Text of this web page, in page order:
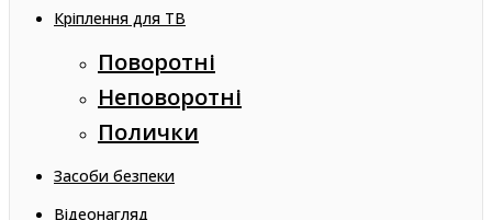
Кріплення для ТВ
Поворотні
Неповоротні
Полички
Засоби безпеки
Відеонагляд